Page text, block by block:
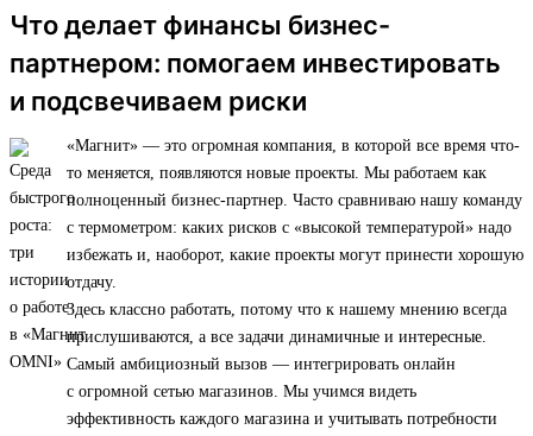
Что делает финансы бизнес-
партнером: помогаем инвестировать
и подсвечиваем риски
«Магнит» — это огромная компания, в которой все время что-
то меняется, появляются новые проекты. Мы работаем как
полноценный бизнес-партнер. Часто сравниваю нашу команду
с термометром: каких рисков с «высокой температурой» надо
избежать и, наоборот, какие проекты могут принести хорошую
отдачу.
Здесь классно работать, потому что к нашему мнению всегда
прислушиваются, а все задачи динамичные и интересные.
Самый амбициозный вызов — интегрировать онлайн
с огромной сетью магазинов. Мы учимся видеть
эффективность каждого магазина и учитывать потребности